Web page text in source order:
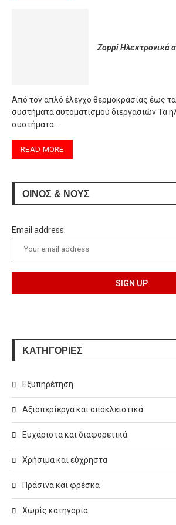
Zoppi Ηλεκτρονικά
Από τον απλό έλεγχο θερμοκρασίας έως
συστήματα αυτοματισμού διεργασιών Τα
συστήματα …
READ MORE
ΟΙΝΟΣ & ΝΟΥΣ
Email address:
ΚΑΤΗΓΟΡΙΕΣ
Εξυπηρέτηση
Αξιοπερίεργα και αποκλειστικά
Ευχάριστα και διαφορετικά
Χρήσιμα και εύχρηστα
Πράσινα και φρέσκα
Χωρίς κατηγορία